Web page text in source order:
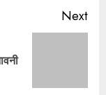
Next